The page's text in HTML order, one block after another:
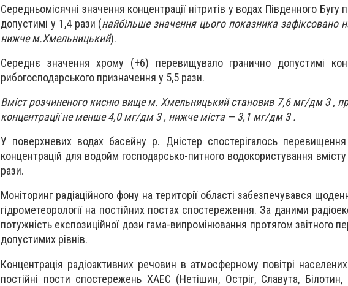
Середньомісячні значення концентрації нітритів у водах Південного
допустимі у 1,4 рази (найбільше значення цього показника зафіксовано
нижче м.Хмельницький).
Середнє значення хрому (+6) перевищувало гранично допустимі
рибогосподарського призначення у 5,5 рази.
Вміст розчиненого кисню вище м. Хмельницький становив 7,6 мг/дм 3 ,
концентрації не менше 4,0 мг/дм 3 , нижче міста — 3,1 мг/дм 3 .
У поверхневих водах басейну р. Дністер спостерігалось
концентрацій для водойм господарсько-питного водокористування
рази.
Моніторинг радіаційного фону на території області забезпечувався
гідрометеорології на постійних постах спостереження. За даними
потужність експозиційної дози гама-випромінювання протягом звітного
допустимих рівнів.
Концентрація радіоактивних речовин в атмосферному повітрі
постійні пости спостережень ХАЕС (Нетішин, Остріг, Славута,